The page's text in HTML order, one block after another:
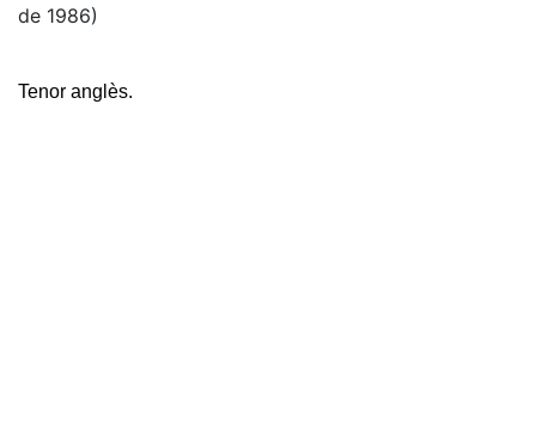
de 1986)
Tenor anglès.